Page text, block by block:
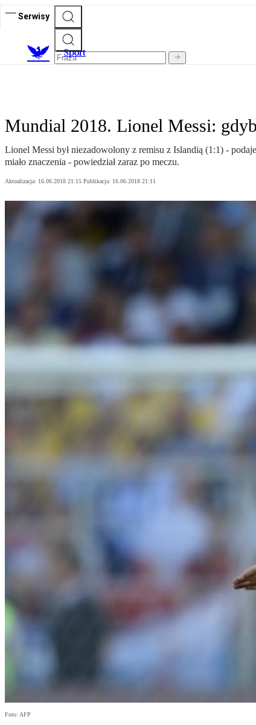
Serwisy
Sport
Mundial 2018. Lionel Messi:
Lionel Messi był niezadowolony z remisu z Islandią (1:1) -
miało znaczenia - powiedział zaraz po meczu.
Aktualizacja: 16.06.2018 21:15 Publikacja: 16.06.2018 21:11
Foto: AFP